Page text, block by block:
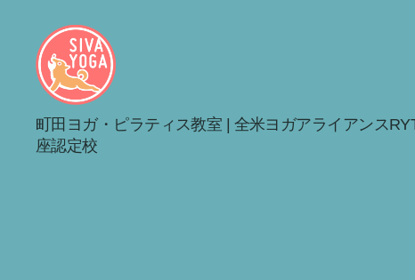
シ
バ
ヨ
町田ヨガ・ピラティス教室 | 全米ヨガアライアンス
座認定校